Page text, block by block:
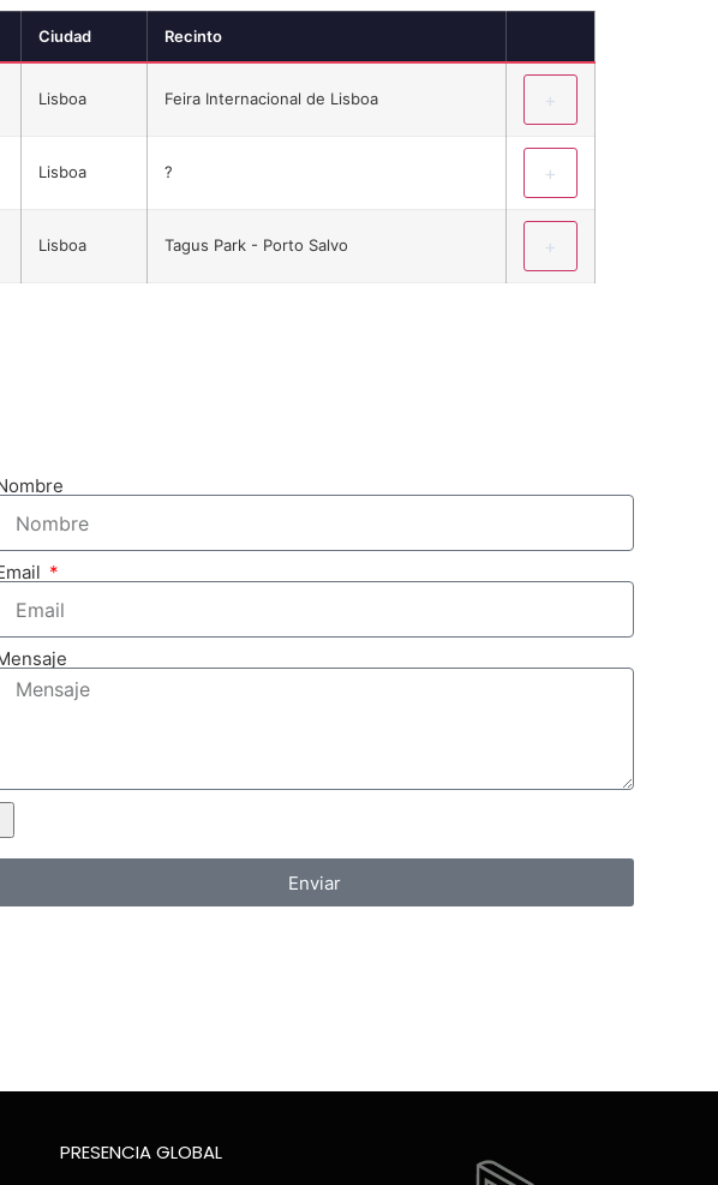
Ciudad Recinto
Lisboa Feira Internacional de Lisboa +
Lisboa ? +
Lisboa Tagus Park - Porto Salvo +
Enviar
PRESENCIA GLOBAL